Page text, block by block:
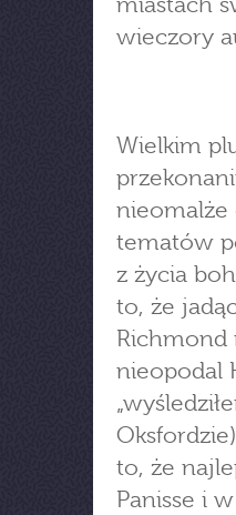
wieczory
Wielkim
nieomalże
tematów
z życia
to, że
Richmond
nieopodal
to, że
Panisse i